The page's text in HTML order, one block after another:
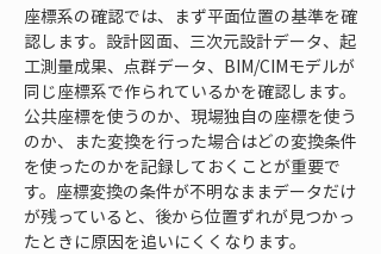
座標系の確認では、まず平面位置の基準を確
認します。設計図面、三次元設計データ、起
工測量成果、点群データ、BIM/CIMモデルが
同じ座標系で作られているかを確認します。
公共座標を使うのか、現場独自の座標を使う
のか、また変換を行った場合はどの変換条件
を使ったのかを記録しておくことが重要で
す。座標変換の条件が不明なままデータだけ
が残っていると、後から位置ずれが見つかっ
たときに原因を追いにくくなります。